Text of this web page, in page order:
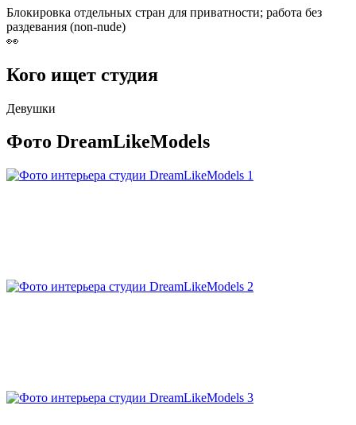
Блокировка отдельных стран для приватности; работа без
раздевания (non-nude)
👀
Кого ищет студия
Девушки
Фото DreamLikeModels